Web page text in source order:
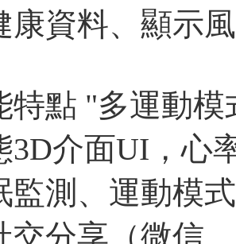
康資料、顯示
特點 "多運動
3D介面UI，心
監測、運動模
交分享（微信